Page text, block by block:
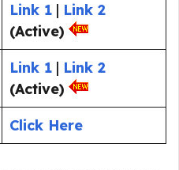
Link 1 | Link 2
(Active)
Link 1 | Link 2
(Active)
Click Here